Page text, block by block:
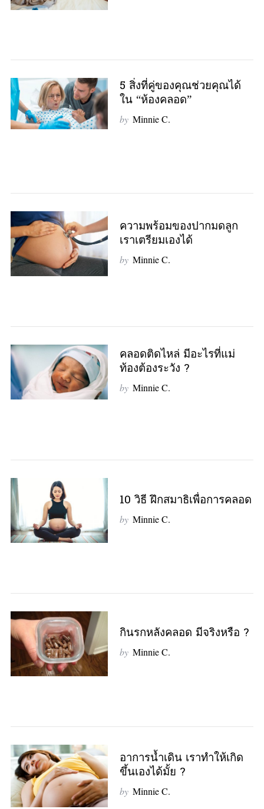
5 สิ่งที่คู่ของคุณช่วยคุณได้
ใน “ห้องคลอด”
by Minnie C.
ความพร้อมของปากมดลูก
เราเตรียมเองได้
by Minnie C.
คลอดติดไหล่ มีอะไรที่แม่
ท้องต้องระวัง ?
by Minnie C.
10 วิธี ฝึกสมาธิเพื่อการคลอด
by Minnie C.
กินรกหลังคลอด มีจริงหรือ ?
by Minnie C.
อาการน้ำเดิน เราทำให้เกิด
ขึ้นเองได้มั้ย ?
by Minnie C.
c
f
o
: